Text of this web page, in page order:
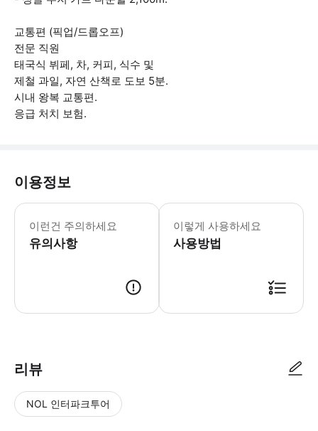
교통편 (픽업/드롭오프)
전문 직원
태국식 뷔페, 차, 커피, 식수 및
제철 과일, 자연 산책로 도보 5분.
시내 왕복 교통편.
응급 처치 보험.
이용정보
이런건 주의하세요
유의사항
건강해야 합니다.
이렇게 사용하세요
사용방법
리뷰
NOL 인터파크투어